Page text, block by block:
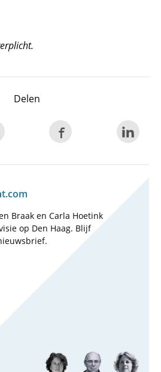
Delen
Braak en Carla Hoetink
op Den Haag. Blijf